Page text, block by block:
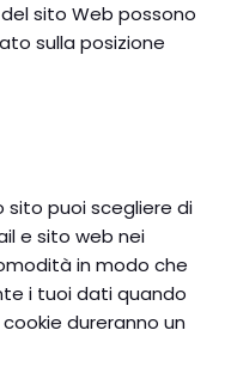
del sito Web possono
sulla posizione
sito puoi scegliere di
e sito web nei
in modo che
i tuoi dati quando
dureranno un